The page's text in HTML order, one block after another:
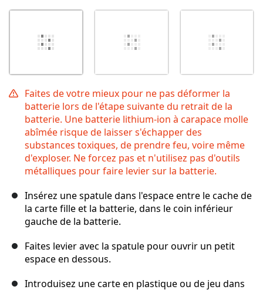
Faites de votre mieux pour ne pas déformer la
batterie lors de l'étape suivante du retrait de la
batterie. Une batterie lithium-ion à carapace molle
abîmée risque de laisser s'échapper des
substances toxiques, de prendre feu, voire même
d'exploser. Ne forcez pas et n'utilisez pas d'outils
métalliques pour faire levier sur la batterie.
Insérez une spatule dans l'espace entre le cache de
la carte fille et la batterie, dans le coin inférieur
gauche de la batterie.
Faites levier avec la spatule pour ouvrir un petit
espace en dessous.
Introduisez une carte en plastique ou de jeu dans